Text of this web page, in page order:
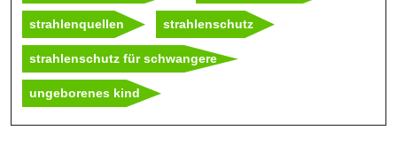
strahlenquellen strahlenschutz
strahlenschutz für schwangere
ungeborenes kind